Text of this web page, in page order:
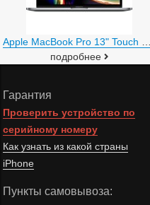
подробнее
Гарантия
Проверить устройство по
серийному номеру
Как узнать из какой страны
iPhone
Пункты самовывоза: